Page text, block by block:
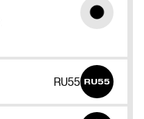
RU55 RU55